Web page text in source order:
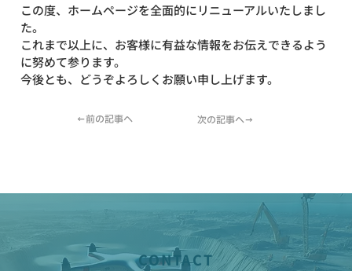
この度、ホームページを全面的にリニューアルいたしまし
た。
これまで以上に、お客様に有益な情報をお伝えできるよう
に努めて参ります。
今後とも、どうぞよろしくお願い申し上げます。
←前の記事へ 次の記事へ→
CONTACT